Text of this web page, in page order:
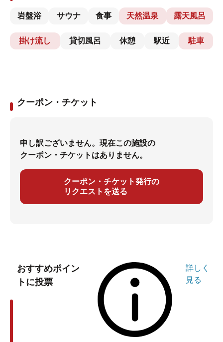
岩盤浴 サウナ 食事 天然温泉 露天風呂
掛け流し 貸切風呂 休憩 駅近 駐車
クーポン・チケット
申し訳ございません。現在この施設の
クーポン・チケットはありません。
クーポン・チケット発行の
リクエストを送る
おすすめポイン
トに投票
詳しく
見る